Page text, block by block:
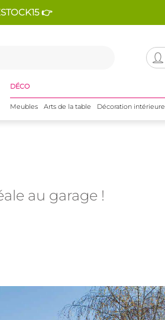
👉
DÉCO
Meubles Arts de la table Décoration intérieure
au garage !